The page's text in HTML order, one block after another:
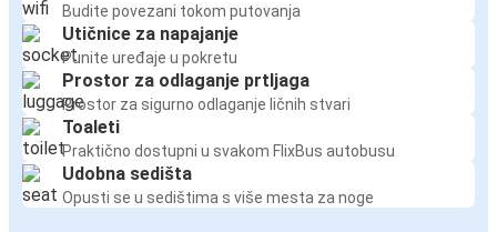
Budite povezani tokom putovanja
Utičnice za napajanje
Punite uređaje u pokretu
Prostor za odlaganje prtljaga
Prostor za sigurno odlaganje ličnih stvari
Toaleti
Praktično dostupni u svakom FlixBus autobusu
Udobna sedišta
Opusti se u sedištima s više mesta za noge